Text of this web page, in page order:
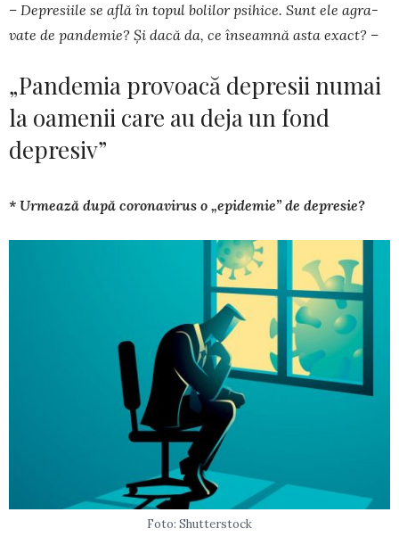
– Depresiile se află în topul bolilor psihice. Sunt ele agra­
vate de pandemie? Și dacă da, ce înseamnă asta exact? –
„Pandemia provoacă depresii numai
la oamenii care au deja un fond
depresiv”
* Urmează după coronavirus o „epidemie” de depresie?
Foto: Shutterstock